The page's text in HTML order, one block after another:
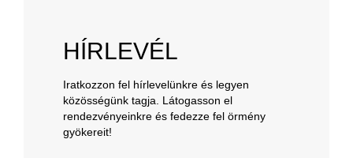
HÍRLEVÉL
Iratkozzon fel hírlevelünkre és legyen
közösségünk tagja. Látogasson el
rendezvényeinkre és fedezze fel örmény
gyökereit!